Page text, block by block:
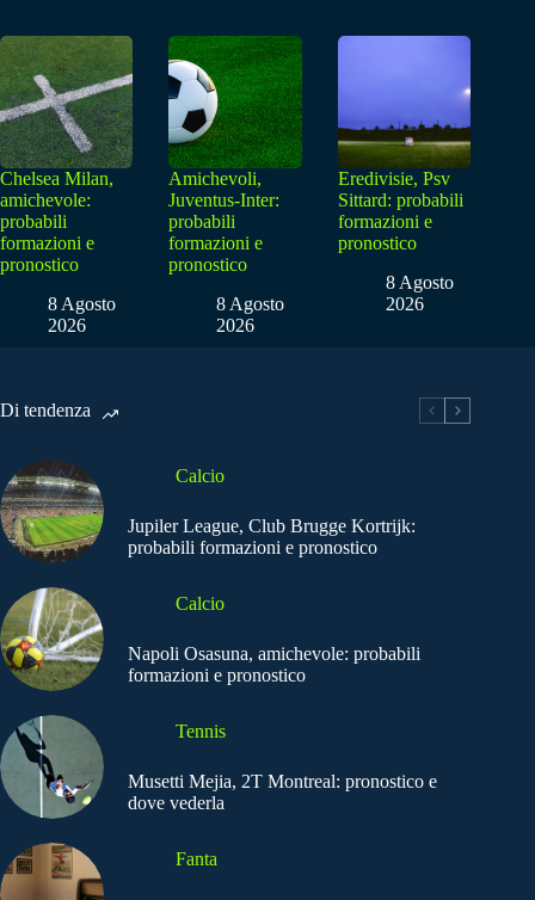
Chelsea Milan,
amichevole:
probabili
formazioni e
pronostico
8 Agosto
2026
Amichevoli,
Juventus-Inter:
probabili
formazioni e
pronostico
8 Agosto
2026
Eredivisie, Psv
Sittard: probabili
formazioni e
pronostico
8 Agosto
2026
Di tendenza
Calcio
Jupiler League, Club Brugge Kortrijk:
probabili formazioni e pronostico
Calcio
Napoli Osasuna, amichevole: probabili
formazioni e pronostico
Tennis
Musetti Mejia, 2T Montreal: pronostico e
dove vederla
Fanta